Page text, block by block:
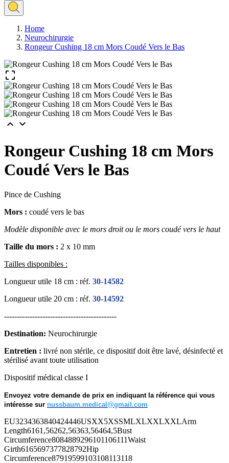
Home
Neurochirurgie
Rongeur Cushing 18 cm Mors Coudé Vers le Bas

 
Rongeur Cushing 18 cm Mors
Coudé Vers le Bas
Pince de Cushing
Mors : coudé vers le bas
Modèle disponible avec le mors droit ou le mors coudé vers le haut
Taille du mors : 2 x 10 mm
Tailles disponibles :
Longueur utile 18 cm : réf. 30-14582
Longueur utile 20 cm : réf. 30-14592
--------------------------------------------
Destination: Neurochirurgie
Entretien : livré non stérile, ce dispositif doit être lavé, désinfecté et
stérilisé avant toute utilisation
Dispositif médical classe I
Envoyez votre demande de prix en indiquant la référence qui vous
intéresse sur nussbaum.medical@gmail.com
EU3234363840424446USXX5XSSMLXLXXLXXLArm
Length6161,56262,56363,56464,5Bust
Circumference8084889296101106111Waist
Girth6165697377828792Hip
Circumference87919599103108113118